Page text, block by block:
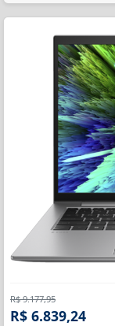
R$ 9.177,95
R$ 6.839,24